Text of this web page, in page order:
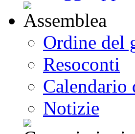
Ordine del
Resoconti
Calendario
Notizie